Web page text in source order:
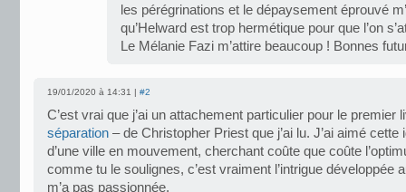
les pérégrinations et le dépaysement éprouvé
qu’Helward est trop hermétique pour que l’on
Le Mélanie Fazi m’attire beaucoup ! Bonnes
19/01/2020 à 14:31 | #2
C’est vrai que j’ai un attachement particulier pour le premier
séparation – de Christopher Priest que j’ai lu. J’ai aimé cette
d’une ville en mouvement, cherchant coûte que coûte
comme tu le soulignes, c’est vraiment l’intrigue développée
m’a pas passionnée.